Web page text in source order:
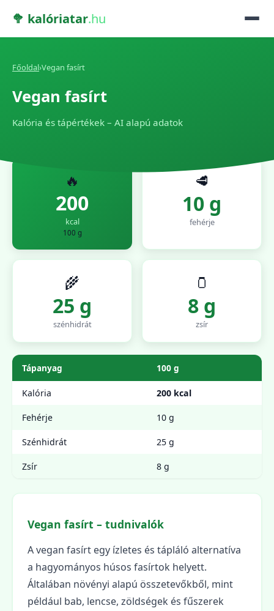
🥦 kalóriatar.hu
Főoldal›Vegan fasírt
Vegan fasírt
Kalória és tápértékek – AI alapú adatok
🔥
200
kcal
100 g
🥩
10 g
fehérje
🌾
25 g
szénhidrát
🫙
8 g
zsír
Tápanyag 100 g
Kalória 200 kcal
Fehérje 10 g
Szénhidrát 25 g
Zsír 8 g
Vegan fasírt – tudnivalók
A vegan fasírt egy ízletes és tápláló alternatíva
a hagyományos húsos fasírtok helyett.
Általában növényi alapú összetevőkből, mint
például bab, lencse, zöldségek és fűszerek